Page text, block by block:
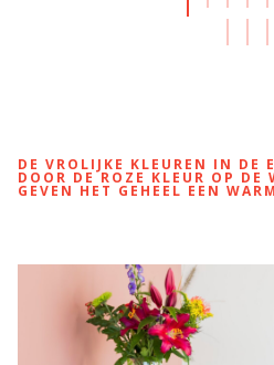
DE VROLIJKE KLEUREN IN DE
DOOR DE ROZE KLEUR OP DE
GEVEN HET GEHEEL EEN